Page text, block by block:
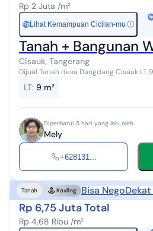
Rp 2 Juta /m²
Rp Lihat Kemampuan Cicilan-mu ⓘ
Tanah + Bangunan
Cisauk, Tangerang
Dijual Tanah desa Dangdang Cisauk LT 9.450 Ada bangunan
±10 menit ke AEON BSD...
LT: 9 m²
Diperbarui 5 hari yang lalu oleh
Mely
+628131...
Tanah Kavling Bisa NegoDekat
Rp 6,75 Juta Total
Rp 4,68 Ribu /m²